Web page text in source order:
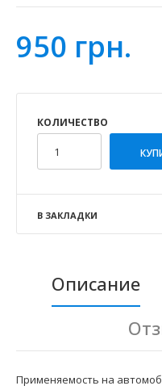
950 грн.
КОЛИЧЕСТВО
В ЗАКЛАДКИ
Описание
Применяемость на